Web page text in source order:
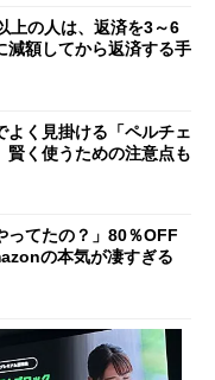
上の人は、返済を3～6
減額してから返済する手
よく見掛ける「ペルチェ
く使うための注意点も
ってたの？」80％OFF
の本気が凄すぎる